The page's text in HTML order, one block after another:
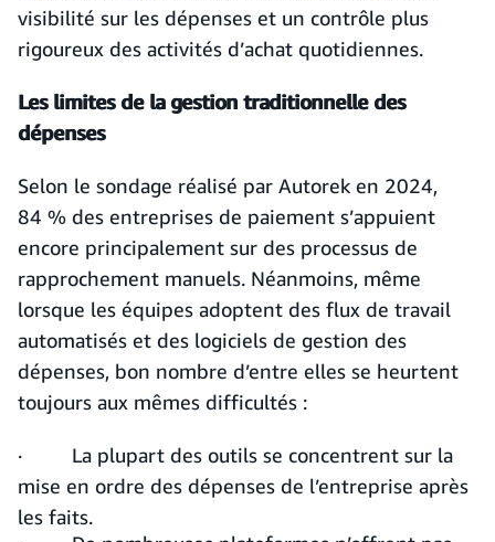
visibilité sur les dépenses et un contrôle plus
rigoureux des activités d’achat quotidiennes.
Les limites de la gestion traditionnelle des
dépenses
Selon le sondage réalisé par Autorek en 2024,
84 % des entreprises de paiement s’appuient
encore principalement sur des processus de
rapprochement manuels. Néanmoins, même
lorsque les équipes adoptent des flux de travail
automatisés et des logiciels de gestion des
dépenses, bon nombre d’entre elles se heurtent
toujours aux mêmes difficultés :
· La plupart des outils se concentrent sur la
mise en ordre des dépenses de l’entreprise après
les faits.